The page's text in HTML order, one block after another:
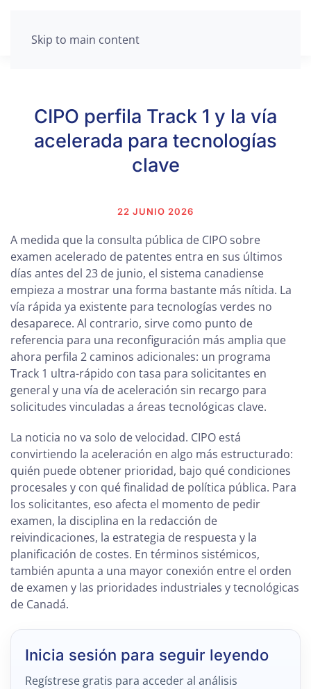
Skip to main content
CIPO perfila Track 1 y la vía
acelerada para tecnologías
clave
22 JUNIO 2026
A medida que la consulta pública de CIPO sobre
examen acelerado de patentes entra en sus últimos
días antes del 23 de junio, el sistema canadiense
empieza a mostrar una forma bastante más nítida. La
vía rápida ya existente para tecnologías verdes no
desaparece. Al contrario, sirve como punto de
referencia para una reconfiguración más amplia que
ahora perfila 2 caminos adicionales: un programa
Track 1 ultra-rápido con tasa para solicitantes en
general y una vía de aceleración sin recargo para
solicitudes vinculadas a áreas tecnológicas clave.
La noticia no va solo de velocidad. CIPO está
convirtiendo la aceleración en algo más estructurado:
quién puede obtener prioridad, bajo qué condiciones
procesales y con qué finalidad de política pública. Para
los solicitantes, eso afecta el momento de pedir
examen, la disciplina en la redacción de
reivindicaciones, la estrategia de respuesta y la
planificación de costes. En términos sistémicos,
también apunta a una mayor conexión entre el orden
de examen y las prioridades industriales y tecnológicas
de Canadá.
Inicia sesión para seguir leyendo
Regístrese gratis para acceder al análisis